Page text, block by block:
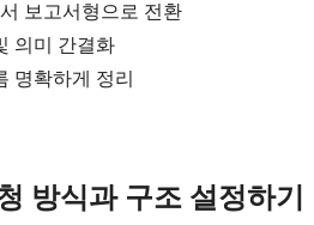
보고서형으로 전환
의미 간결화
명확하게 정리
방식과 구조 설정하기